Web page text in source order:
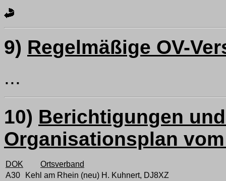
9) Regelmäßige OV-
...
10) Berichtigungen
Organisationsplan vom
DOK
Ortsverband
A30
Kehl am Rhein (neu) H. Kuhnert, DJ8XZ